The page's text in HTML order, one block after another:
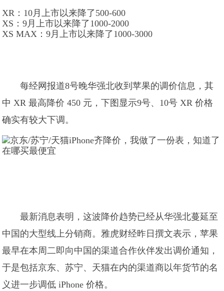
XR：10月上市以来降了500-600
XS：9月上市以来降了1000-2000
XS MAX：9月上市以来降了1000-3000
每经网报道8号晚华强北收到苹果的调价信息，其
中 XR 最高降价 450 元，下图显示9号、10号 XR 价格
确实有较大下调。
最新消息表明，这波降价趋势已经从华强北蔓延至
中国的大型线上分销商。雅虎财经昨日撰文表示，苹果
最早在本周二即向中国的渠道合作伙伴发出调价通知，
于是包括京东、苏宁、天猫在内的渠道商以年货节的名
义进一步调低 iPhone 价格。